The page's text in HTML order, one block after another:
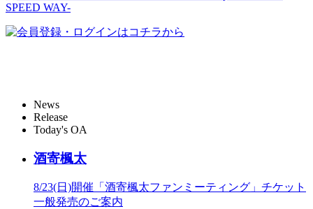
News
Release
Today's OA
酒寄楓太
8/23(日)開催「酒寄楓太ファンミーティング」チケット
一般発売のご案内